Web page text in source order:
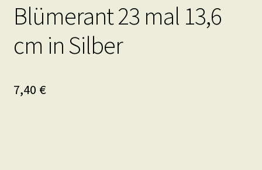
Blümerant 23 mal 13,6
cm in Silber
7,40 €